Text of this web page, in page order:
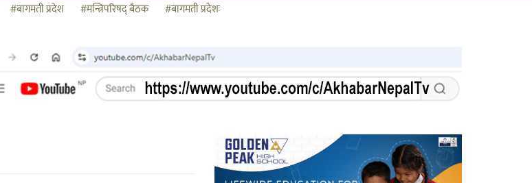
#बागमती प्रदेश #मन्त्रिपरिषद् बैठक #बागमती प्रदेशः